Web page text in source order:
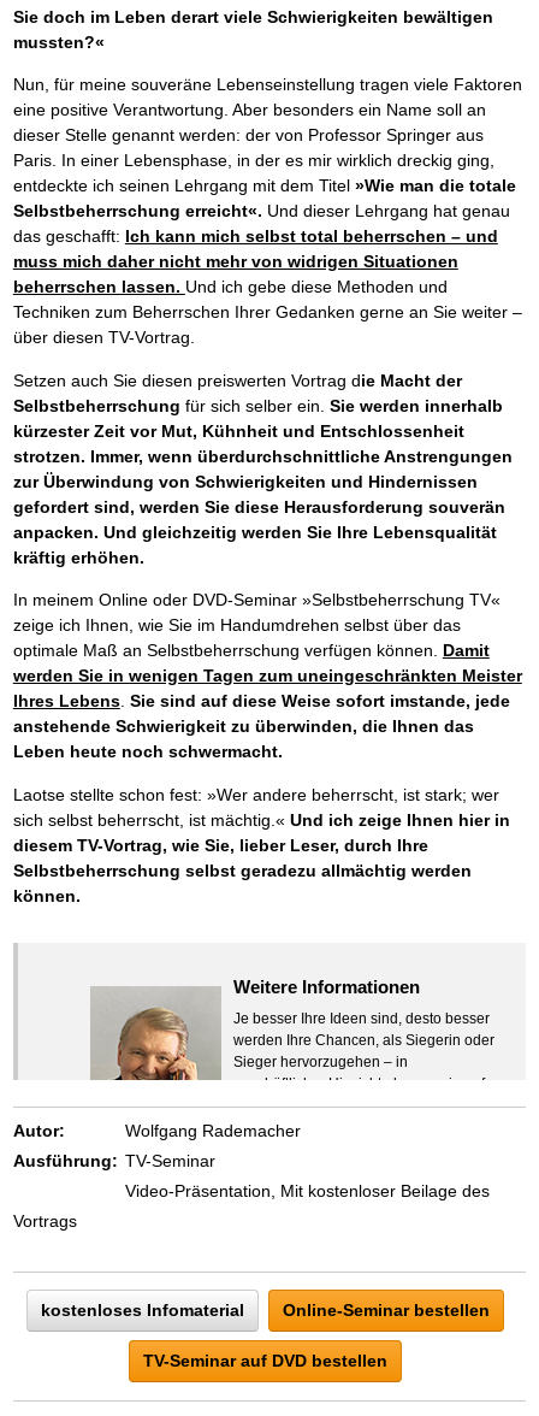
Ihren Zeitgewinn maximieren
GbR-Vertrag mit beschränkter Haftung
Sie doch im Leben derart viele Schwierigkeiten bewältigen
mussten?«
Nun, für meine souveräne Lebenseinstellung tragen viele Faktoren
eine positive Verantwortung. Aber besonders ein Name soll an
dieser Stelle genannt werden: der von Professor Springer aus
Paris. In einer Lebensphase, in der es mir wirklich dreckig ging,
entdeckte ich seinen Lehrgang mit dem Titel »Wie man die totale
Selbstbeherrschung erreicht«. Und dieser Lehrgang hat genau
das geschafft: Ich kann mich selbst total beherrschen – und
muss mich daher nicht mehr von widrigen Situationen
beherrschen lassen. Und ich gebe diese Methoden und
Techniken zum Beherrschen Ihrer Gedanken gerne an Sie weiter –
über diesen TV-Vortrag.
Setzen auch Sie diesen preiswerten Vortrag die Macht der
Selbstbeherrschung für sich selber ein. Sie werden innerhalb
kürzester Zeit vor Mut, Kühnheit und Entschlossenheit
strotzen. Immer, wenn überdurchschnittliche Anstrengungen
zur Überwindung von Schwierigkeiten und Hindernissen
gefordert sind, werden Sie diese Herausforderung souverän
anpacken. Und gleichzeitig werden Sie Ihre Lebensqualität
kräftig erhöhen.
In meinem Online oder DVD-Seminar »Selbstbeherrschung TV«
zeige ich Ihnen, wie Sie im Handumdrehen selbst über das
optimale Maß an Selbstbeherrschung verfügen können. Damit
werden Sie in wenigen Tagen zum uneingeschränkten Meister
Ihres Lebens. Sie sind auf diese Weise sofort imstande, jede
anstehende Schwierigkeit zu überwinden, die Ihnen das
Leben heute noch schwermacht.
Laotse stellte schon fest: »Wer andere beherrscht, ist stark; wer
sich selbst beherrscht, ist mächtig.« Und ich zeige Ihnen hier in
diesem TV-Vortrag, wie Sie, lieber Leser, durch Ihre
Selbstbeherrschung selbst geradezu allmächtig werden
können.
Weitere Informationen
Je besser Ihre Ideen sind, desto besser
werden Ihre Chancen, als Siegerin oder
Sieger hervorzugehen – in
geschäftlicher Hinsicht ebenso wie auf
beruflichem oder privatem Gebiet. Denn
eins ist todsicher:
Autor:
Wolfgang Rademacher
Ausführung: TV-Seminar
Video-Präsentation, Mit kostenloser Beilage des
Vortrags
kostenloses Infomaterial Online-Seminar bestellen
TV-Seminar auf DVD bestellen